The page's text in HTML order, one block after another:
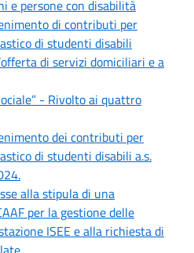
e persone con disabilità
di contributi per
di studenti disabili
di servizi domiciliari e a
- Rivolto ai quattro
dei contributi per
di studenti disabili a.s.
alla stipula di una
per la gestione delle
ISEE e alla richiesta di